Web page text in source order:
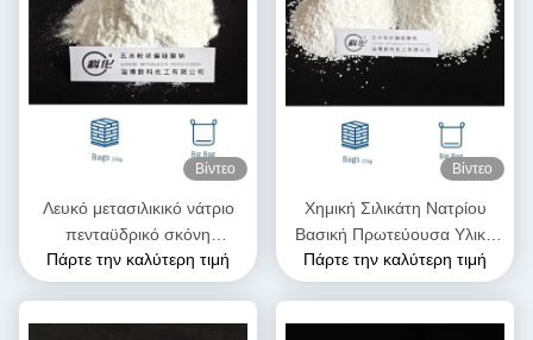
Βίντεο
Λευκό μετασιλικικό νάτριο
πενταϋδρικό σκόνη
Na2SiO3·5H2O Λύσιμο στο
νερό
Πάρτε την καλύτερη τιμή
Βίντεο
Χημική Σιλικάτη Νατρίου
Βασική Πρωτεύουσα Υλική
με Πολυδιάστατες Ιδιότητες
Πάρτε την καλύτερη τιμή